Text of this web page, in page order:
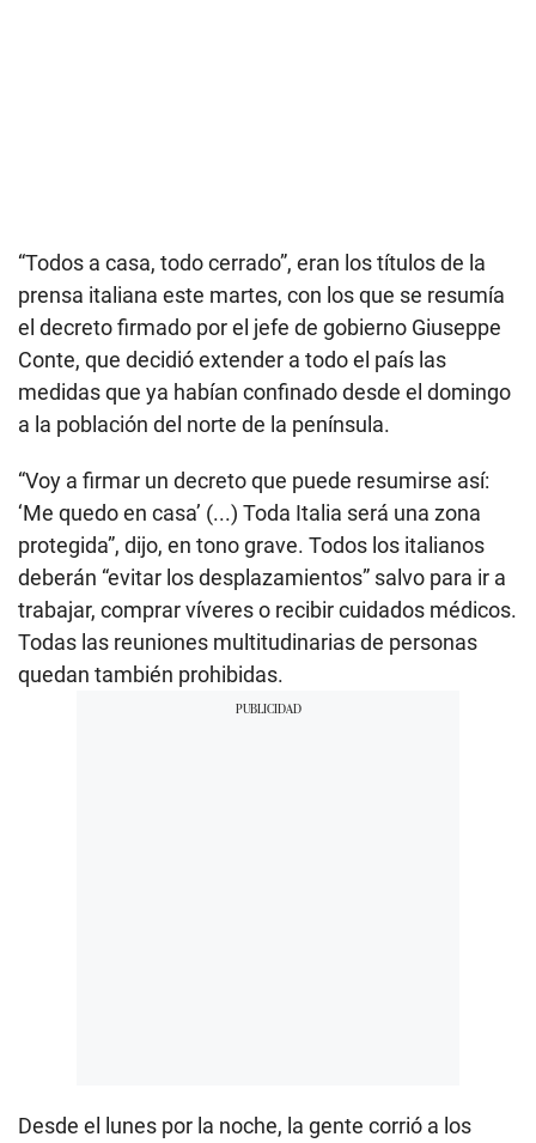
“Todos a casa, todo cerrado”, eran los títulos de la
prensa italiana este martes, con los que se resumía
el decreto firmado por el jefe de gobierno Giuseppe
Conte, que decidió extender a todo el país las
medidas que ya habían confinado desde el domingo
a la población del norte de la península.
“Voy a firmar un decreto que puede resumirse así:
‘Me quedo en casa’ (...) Toda Italia será una zona
protegida”, dijo, en tono grave. Todos los italianos
deberán “evitar los desplazamientos” salvo para ir a
trabajar, comprar víveres o recibir cuidados médicos.
Todas las reuniones multitudinarias de personas
quedan también prohibidas.
Desde el lunes por la noche, la gente corrió a los